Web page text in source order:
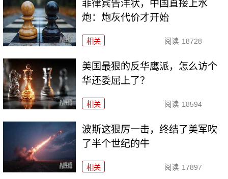
菲律宾告洋状，中国直接上水
炮：炮灰代价才开始
相关 阅读 18728
美国最狠的反华鹰派，怎么访个
华还委屈上了？
相关 阅读 18594
波斯这狠厉一击，终结了美军吹
了半个世纪的牛
相关 阅读 17897